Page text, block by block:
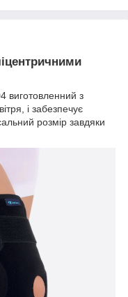
виготовленний з
і забезпечує
розмір завдяки